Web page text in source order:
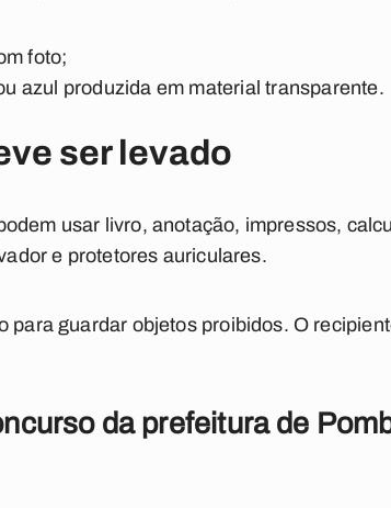
foto;
azul produzida em material transparente.
ser levado
usar livro, anotação, impressos,
e protetores auriculares.
para guardar objetos proibidos. O
da prefeitura de